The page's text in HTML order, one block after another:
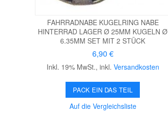
FAHRRADNABE KUGELRING NABE
HINTERRAD LAGER Ø 25MM KUGELN Ø
6.35MM SET MIT 2 STÜCK
6,90 €
Inkl. 19% MwSt., inkl. Versandkosten
PACK EIN DAS TEIL
Auf die Vergleichsliste